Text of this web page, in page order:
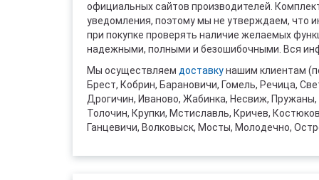
официальных сайтов производителей.
уведомления, поэтому мы не утверждаем, что
при покупке проверять наличие желаемых
надежными, полными и безошибочными. Вся
Мы осуществляем доставкунашим клиентам
Брест, Кобрин, Барановичи, Гомель, Речица,
Дрогичин, Иваново, Жабинка, Несвиж, Пружаны,
Толочин, Крупки, Мстиславль, Кричев,
Ганцевичи, Волковыск, Мосты, Молодечно,